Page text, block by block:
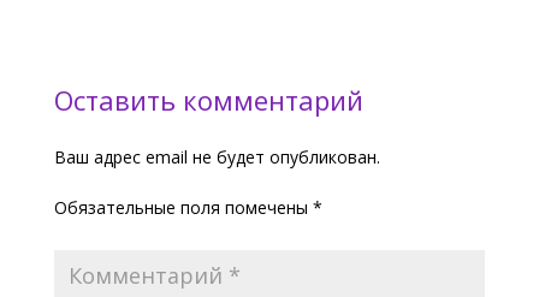
Оставить комментарий
Ваш адрес email не будет опубликован.
Обязательные поля помечены *